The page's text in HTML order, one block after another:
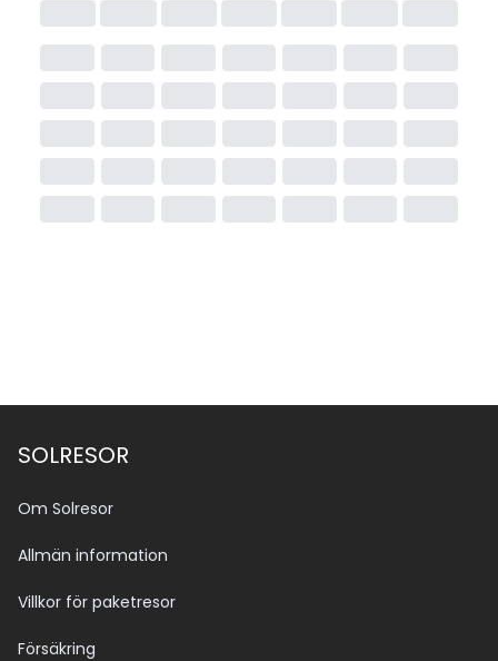
SOLRESOR
Om Solresor
Allmän information
Villkor för paketresor
Försäkring